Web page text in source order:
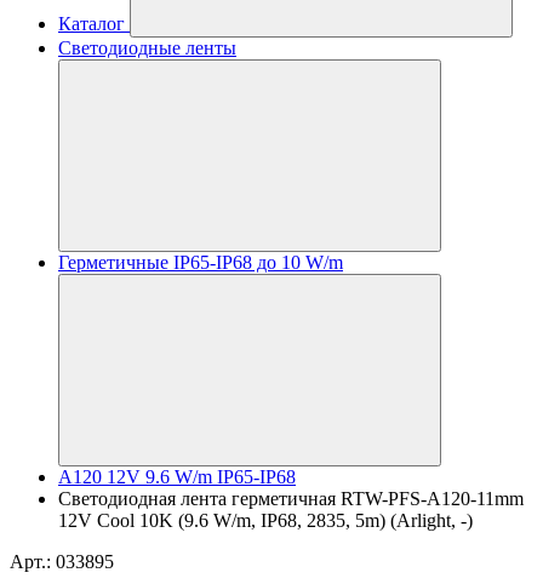
Каталог
Светодиодные ленты
Герметичные IP65-IP68 до 10 W/m
A120 12V 9.6 W/m IP65-IP68
Светодиодная лента герметичная RTW-PFS-A120-11mm
12V Cool 10K (9.6 W/m, IP68, 2835, 5m) (Arlight, -)
Арт.: 033895